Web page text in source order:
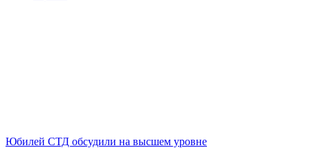
Юбилей СТД обсудили на высшем уровне